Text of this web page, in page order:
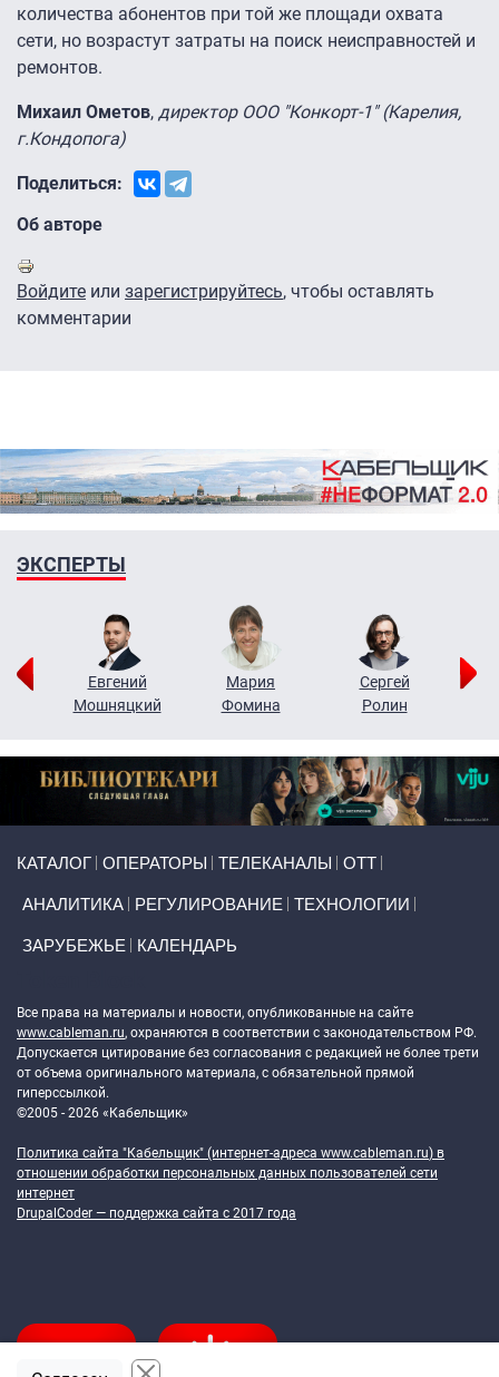
количества абонентов при той же площади охвата
сети, но возрастут затраты на поиск неисправностей и
ремонтов.
Михаил Ометов, директор ООО "Конкорт-1" (Карелия,
г.Кондопога)
Поделиться:
Об авторе
Войдите или зарегистрируйтесь, чтобы оставлять
комментарии
ЭКСПЕРТЫ
Евгений
Мошняцкий
Мария
Фомина
Сергей
Ролин
КАТАЛОГ ОПЕРАТОРЫ ТЕЛЕКАНАЛЫ ОТТ
АНАЛИТИКА РЕГУЛИРОВАНИЕ ТЕХНОЛОГИИ
ЗАРУБЕЖЬЕ КАЛЕНДАРЬ
Все права на материалы и новости, опубликованные на сайте
www.cableman.ru, охраняются в соответствии с законодательством РФ.
Допускается цитирование без согласования с редакцией не более трети
от объема оригинального материала, с обязательной прямой
гиперссылкой.
©2005 - 2026 «Кабельщик»
Политика сайта "Кабельщик" (интернет-адреса www.cableman.ru) в
отношении обработки персональных данных пользователей сети
интернет
DrupalCoder — поддержка сайта c 2017 года